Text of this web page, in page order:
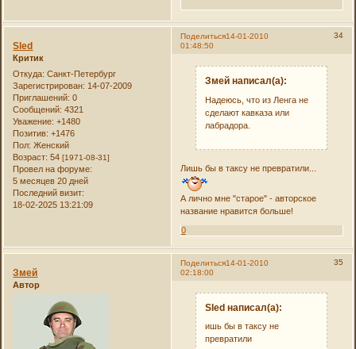
Поделиться 34
14-01-2010
01:48:50
Sled
Критик
Откуда: Санкт-Петербург
Зарегистрирован: 14-07-2009
Приглашений: 0
Сообщений: 4321
Уважение: +1480
Позитив: +1476
Пол: Женский
Возраст: 54[1971-08-31]
Провел на форуме:
5 месяцев 20 дней
Последний визит:
18-02-2025 13:21:09
Змей написал(а):
Надеюсь, что из Ленга не
сделают кавказа или
лабрадора.
Лишь бы в таксу не превратили...
А лично мне "старое" - авторское
название нравится больше!
0
Поделиться 35
14-01-2010
02:18:00
Змей
Автор
Sled написал(а):
ишь бы в таксу не
превратили